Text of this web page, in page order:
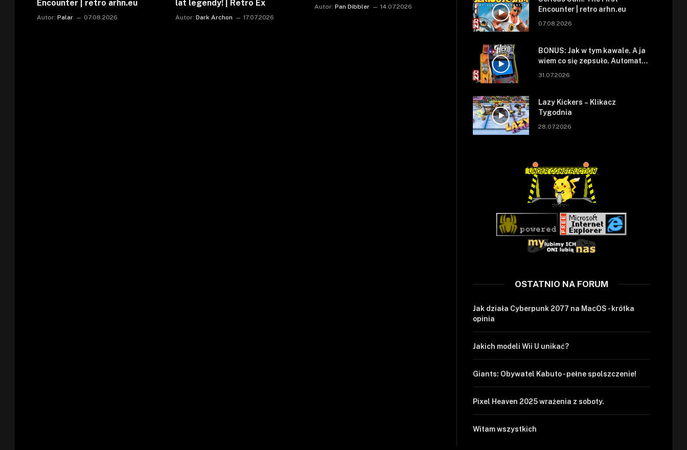
Encounter | retro arhn.eu
Autor: Palar 07.08.2026
lat legendy! | Retro Ex
Autor: Dark Archon 17.07.2026
Autor: Pan Dibbler 14.07.2026
Encounter | retro arhn.eu
07.08.2026
BONUS: Jak w tym kawale. A ja
wiem co się zepsuło. Automat
się zepsuł.
31.07.2026
Lazy Kickers – Klikacz
Tygodnia
28.07.2026
OSTATNIO NA FORUM
Jak działa Cyberpunk 2077 na MacOS - krótka
opinia
Jakich modeli Wii U unikać?
Giants: Obywatel Kabuto - pełne spolszczenie!
Pixel Heaven 2025 wrażenia z soboty.
Witam wszystkich